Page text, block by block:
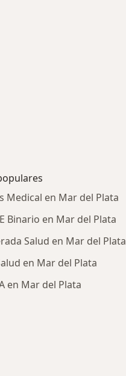
Medical en Mar del Plata
Binario en Mar del Plata
Salud en Mar del Plata
en Mar del Plata
en Mar del Plata